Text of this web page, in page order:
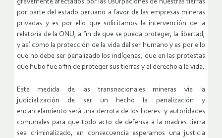
gravemente afectados por las usurpaciones de nuestras tierras
por parte del estado peruano a favor de las empresas mineras
privadas y es por ello que solicitamos la intervención de la
relatoría de la ONU, a fin de que se pueda proteger, la libertad,
y así como la protección de la vida del ser humano y es por ello
que no debe ser penalizado los indígenas, que en las protestas
que hubo fue a fin de proteger sus tierras y al derecho a la vida.
Esta medida de las transnacionales mineras via la
judicialización de ser un hecho la penalización y
encarcelamiento será una derrota de los lideres y autoridades
comunales para que todo acto de defensa a la madres tierra
sea criminalizado, en consecuencia esperamos una justicia